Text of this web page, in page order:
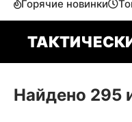
Горячие новинки
Найдено 295